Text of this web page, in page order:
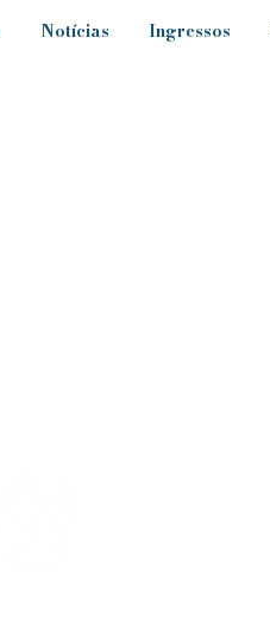
Notícias Ingressos